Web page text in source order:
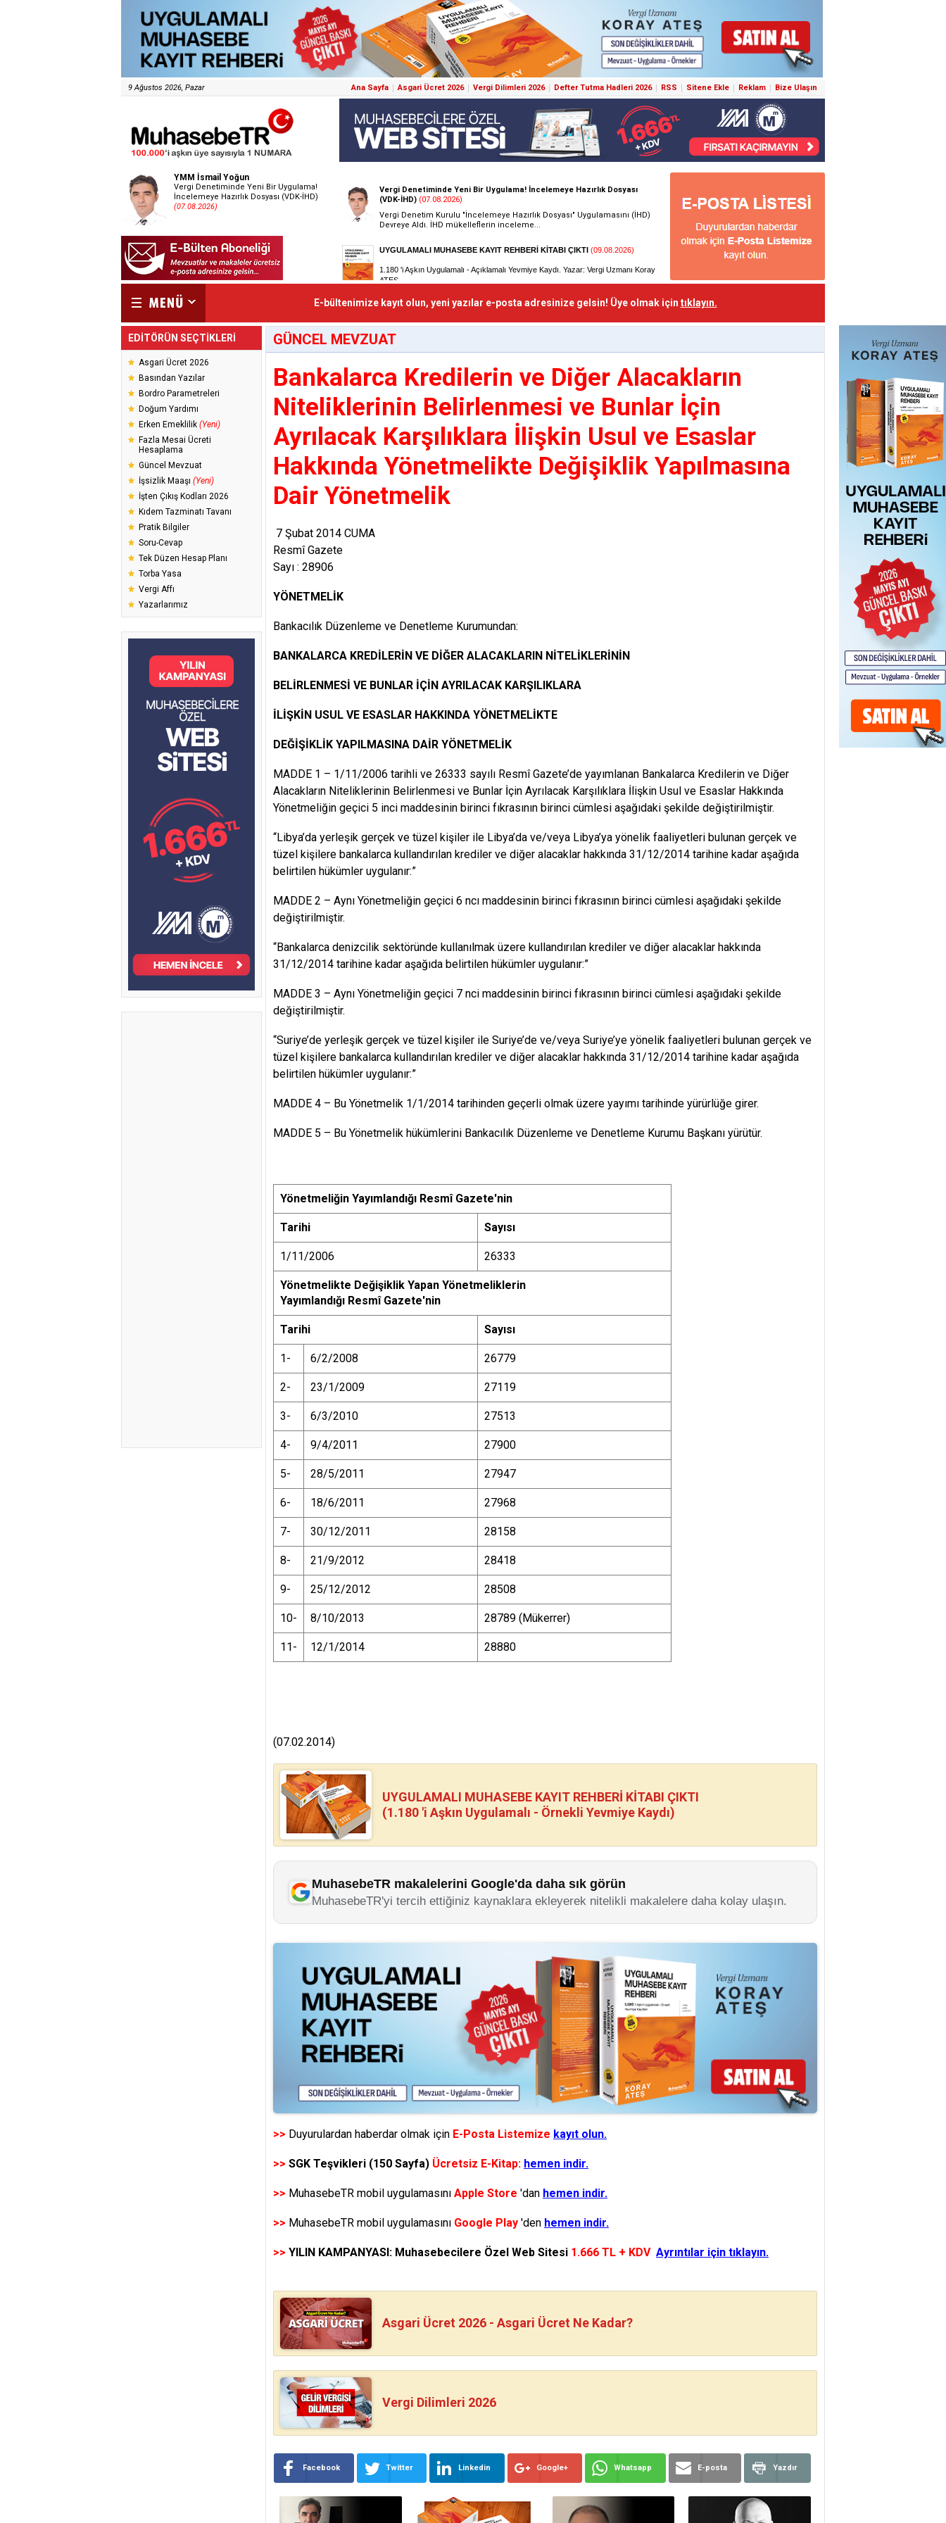
9 Ağustos 2026, Pazar Ana Sayfa Asgari Ücret 2026 Vergi Dilimleri 2026 Defter Tutma Hadleri 2026 RSS Sitene Ekle Reklam Bize Ulaşın
YMM İsmail Yoğun
Vergi Denetiminde Yeni Bir Uygulama!
İncelemeye Hazırlık Dosyası (VDK-İHD)
(07.08.2026)
E-bültenimize kayıt olun, yeni yazılar e-posta adresinize gelsin! Üye olmak için tıklayın.
EDİTÖRÜN SEÇTİKLERİ
Asgari Ücret 2026
Basından Yazılar
Bordro Parametreleri
Doğum Yardımı
Erken Emeklilik (Yeni)
Fazla Mesai Ücreti
Hesaplama
Güncel Mevzuat
İşsizlik Maaşı (Yeni)
İşten Çıkış Kodları 2026
Kıdem Tazminatı Tavanı
Pratik Bilgiler
Soru-Cevap
Tek Düzen Hesap Planı
Torba Yasa
Vergi Affı
Yazarlarımız
GÜNCEL MEVZUAT
Bankalarca Kredilerin ve Diğer Alacakların
Niteliklerinin Belirlenmesi ve Bunlar İçin
Ayrılacak Karşılıklara İlişkin Usul ve Esaslar
Hakkında Yönetmelikte Değişiklik Yapılmasına
Dair Yönetmelik
7 Şubat 2014 CUMA
Resmî Gazete
Sayı : 28906
YÖNETMELİK
Bankacılık Düzenleme ve Denetleme Kurumundan:
BANKALARCA KREDİLERİN VE DİĞER ALACAKLARIN NİTELİKLERİNİN
BELİRLENMESİ VE BUNLAR İÇİN AYRILACAK KARŞILIKLARA
İLİŞKİN USUL VE ESASLAR HAKKINDA YÖNETMELİKTE
DEĞİŞİKLİK YAPILMASINA DAİR YÖNETMELİK
MADDE 1 – 1/11/2006 tarihli ve 26333 sayılı Resmî Gazete’de yayımlanan Bankalarca Kredilerin ve Diğer
Alacakların Niteliklerinin Belirlenmesi ve Bunlar İçin Ayrılacak Karşılıklara İlişkin Usul ve Esaslar Hakkında
Yönetmeliğin geçici 5 inci maddesinin birinci fıkrasının birinci cümlesi aşağıdaki şekilde değiştirilmiştir.
“Libya’da yerleşik gerçek ve tüzel kişiler ile Libya’da ve/veya Libya’ya yönelik faaliyetleri bulunan gerçek ve
tüzel kişilere bankalarca kullandırılan krediler ve diğer alacaklar hakkında 31/12/2014 tarihine kadar aşağıda
belirtilen hükümler uygulanır:”
MADDE 2 – Aynı Yönetmeliğin geçici 6 ncı maddesinin birinci fıkrasının birinci cümlesi aşağıdaki şekilde
değiştirilmiştir.
“Bankalarca denizcilik sektöründe kullanılmak üzere kullandırılan krediler ve diğer alacaklar hakkında
31/12/2014 tarihine kadar aşağıda belirtilen hükümler uygulanır:”
MADDE 3 – Aynı Yönetmeliğin geçici 7 nci maddesinin birinci fıkrasının birinci cümlesi aşağıdaki şekilde
değiştirilmiştir.
“Suriye’de yerleşik gerçek ve tüzel kişiler ile Suriye’de ve/veya Suriye’ye yönelik faaliyetleri bulunan gerçek ve
tüzel kişilere bankalarca kullandırılan krediler ve diğer alacaklar hakkında 31/12/2014 tarihine kadar aşağıda
belirtilen hükümler uygulanır:”
MADDE 4 – Bu Yönetmelik 1/1/2014 tarihinden geçerli olmak üzere yayımı tarihinde yürürlüğe girer.
MADDE 5 – Bu Yönetmelik hükümlerini Bankacılık Düzenleme ve Denetleme Kurumu Başkanı yürütür.
Yönetmeliğin Yayımlandığı ResmîGazete'nin
Tarihi Sayısı
1/11/2006 26333
Yönetmelikte Değişiklik Yapan Yönetmeliklerin
Yayımlandığı ResmîGazete'nin
Tarihi Sayısı
1- 6/2/2008 26779
2- 23/1/2009 27119
3- 6/3/2010 27513
4- 9/4/2011 27900
5- 28/5/2011 27947
6- 18/6/2011 27968
7- 30/12/2011 28158
8- 21/9/2012 28418
9- 25/12/2012 28508
10- 8/10/2013 28789 (Mükerrer)
11- 12/1/2014 28880
(07.02.2014)
UYGULAMALI MUHASEBE KAYIT REHBERİ KİTABI ÇIKTI
(1.180 'i Aşkın Uygulamalı - Örnekli Yevmiye Kaydı)
MuhasebeTR makalelerini Google'da daha sık görün
MuhasebeTR'yi tercih ettiğiniz kaynaklara ekleyerek nitelikli makalelere daha kolay ulaşın.
>> Duyurulardan haberdar olmak için E-Posta Listemize kayıt olun.
>> SGK Teşvikleri (150 Sayfa) Ücretsiz E-Kitap: hemen indir.
>> MuhasebeTR mobil uygulamasını Apple Store 'dan hemen indir.
>> MuhasebeTR mobil uygulamasını Google Play 'den hemen indir.
>> YILIN KAMPANYASI: Muhasebecilere Özel Web Sitesi 1.666 TL + KDV Ayrıntılar için tıklayın.
Asgari Ücret 2026 - Asgari Ücret Ne Kadar?
Vergi Dilimleri 2026
Facebook Twitter Linkedin Google+ Whatsapp E-posta Yazdır